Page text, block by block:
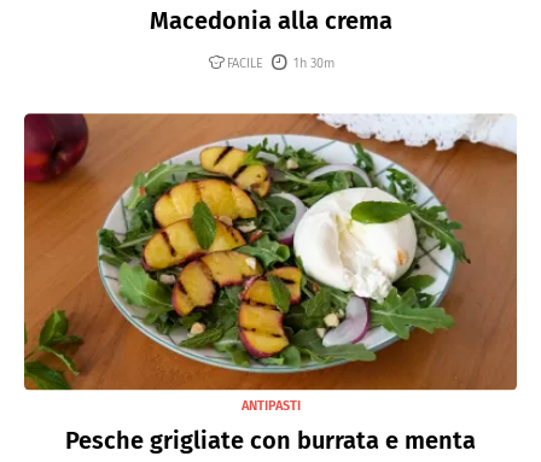
Macedonia alla crema
FACILE 1h 30m
ANTIPASTI
Pesche grigliate con burrata e menta